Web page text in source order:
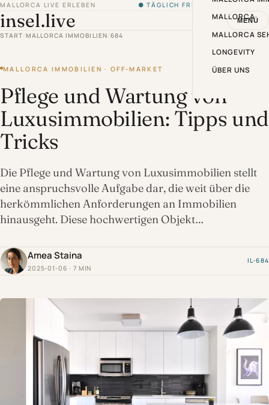
MALLORCA LIVE ERLEBEN ● TÄGLICH FRISCH VON DER INSEL
insel.live MENÜ
MALLORCA
MALLORCA
LONGEVITY
ÜBER UNS
START /MALLORCA IMMOBILIEN 684
MALLORCA IMMOBILIEN · OFF-MARKET
Pflege und Wartung von
Luxusimmobilien: Tipps und
Tricks
Die Pflege und Wartung von Luxusimmobilien stellt
eine anspruchsvolle Aufgabe dar, die weit über die
herkömmlichen Anforderungen an Immobilien
hinausgeht. Diese hochwertigen Objekt…
Amea Staina
2025-01-06 · 7 MIN
IL-684